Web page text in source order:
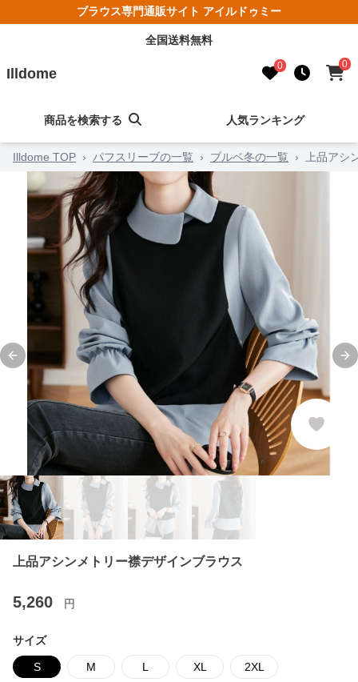
ブラウス専門通販サイト アイルドゥミー
全国送料無料
Illdome 0 0
商品を検索する 人気ランキング
Illdome TOP › パフスリーブの一覧 › ブルベ冬の一覧 › 上品アシ
Previous slide
上品アシンメトリー襟デザインブラウス
5,260 円
サイズ
S M L XL 2XL